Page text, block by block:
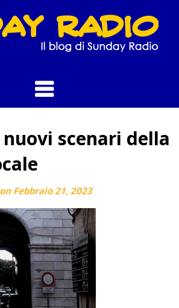
nuovi scenari della
Febbraio 21, 2023